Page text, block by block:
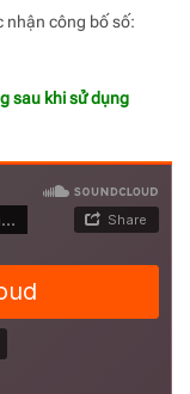
nhận công bố số:
sau khi sử dụng